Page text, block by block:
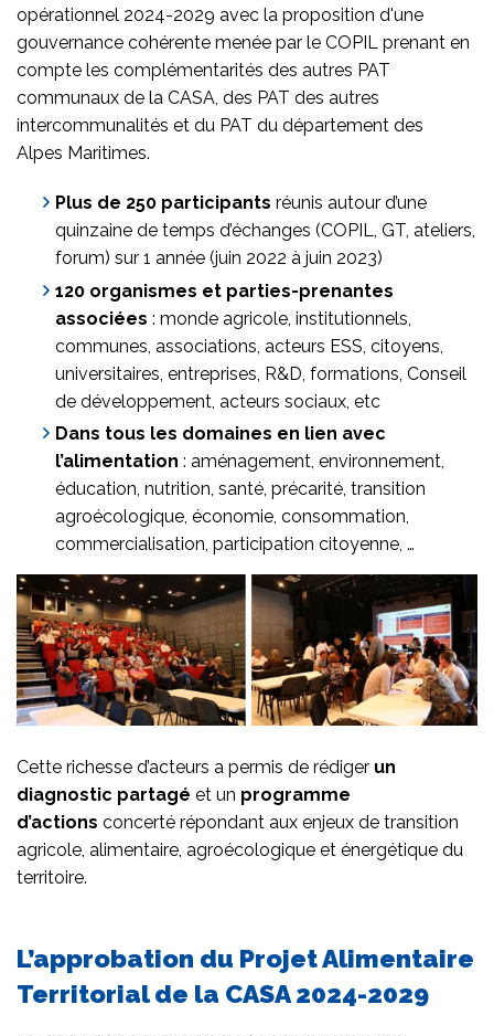
opérationnel 2024-2029 avec la proposition d'une
gouvernance cohérente menée par le COPIL prenant en
compte les complémentarités des autres PAT
communaux de la CASA, des PAT des autres
intercommunalités et du PAT du département des
Alpes­ Maritimes.
Plus de 250 participants réunis autour d’une
quinzaine de temps d’échanges (COPIL, GT, ateliers,
forum) sur 1 année (juin 2022 à juin 2023)
120 organismes et parties-prenantes
associées : monde agricole, institutionnels,
communes, associations, acteurs ESS, citoyens,
universitaires, entreprises, R&D, formations, Conseil
de développement, acteurs sociaux, etc
Dans tous les domaines en lien avec
l’alimentation : aménagement, environnement,
éducation, nutrition, santé, précarité, transition
agroécologique, économie, consommation,
commercialisation, participation citoyenne, …
Cette richesse d’acteurs a permis de rédiger un
diagnostic partagé et un programme
d’actions concerté répondant aux enjeux de transition
agricole, alimentaire, agroécologique et énergétique du
territoire.
L’approbation du Projet Alimentaire
Territorial de la CASA 2024-2029